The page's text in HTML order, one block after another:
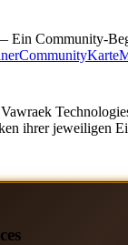
Ein Community-
CommunityKarte
ihrer jeweiligen